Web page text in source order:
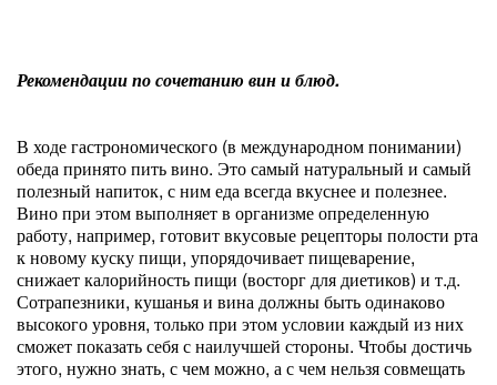
Рекомендации по сочетанию вин и блюд.
В ходе гастрономического (в международном понимании)
обеда принято пить вино. Это самый натуральный и самый
полезный напиток, с ним еда всегда вкуснее и полезнее.
Вино при этом выполняет в организме определенную
работу, например, готовит вкусовые рецепторы полости рта
к новому куску пищи, упорядочивает пищеварение,
снижает калорийность пищи (восторг для диетиков) и т.д.
Сотрапезники, кушанья и вина должны быть одинаково
высокого уровня, только при этом условии каждый из них
сможет показать себя с наилучшей стороны. Чтобы достичь
этого, нужно знать, с чем можно, а с чем нельзя совмещать